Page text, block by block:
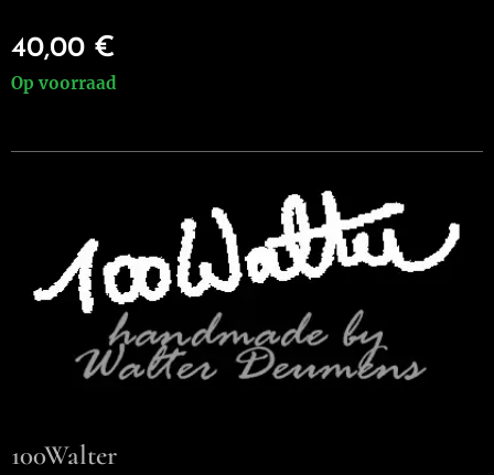
40,00 €
Op voorraad
100Walter